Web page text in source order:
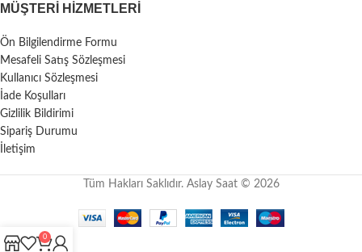
MÜŞTERI HIZMETLERI
Ön Bilgilendirme Formu
Mesafeli Satış Sözleşmesi
Kullanıcı Sözleşmesi
İade Koşulları
Gizlilik Bildirimi
Sipariş Durumu
İletişim
Tüm Hakları Saklıdır. Aslay Saat © 2026
0